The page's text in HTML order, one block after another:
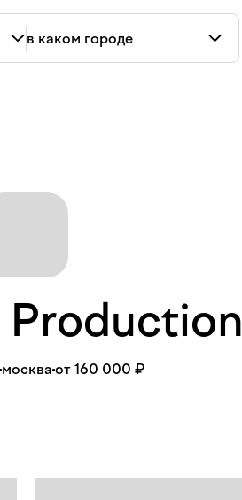
Production
москва от 160 000 ₽